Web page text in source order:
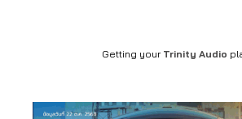
Getting your Trinity Audio